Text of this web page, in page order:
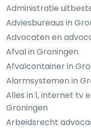
Administratie
Adviesbureaus in
Advocaten en
Afval in Groningen
Afvalcontainer in
Alarmsystemen in
Alles in 1, internet tv
Groningen
Arbeidsrecht